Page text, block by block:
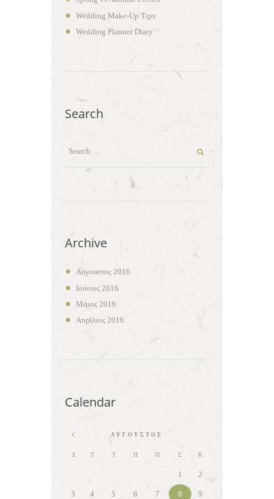
Wedding Make-Up Tips
Wedding Planner Diary
Search
Archive
Αύγουστος 2016
Ιούνιος 2016
Μάιος 2016
Απρίλιος 2016
Calendar
ΑΎΓΟΥΣΤΟΣ
Δ Τ Τ Π Π Σ Κ
1 2
3 4 5 6 7 8 9